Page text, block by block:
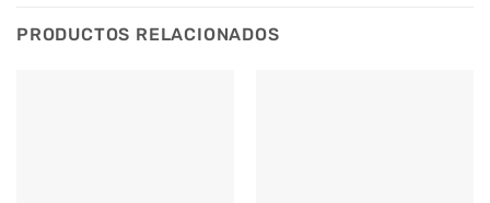
PRODUCTOS RELACIONADOS